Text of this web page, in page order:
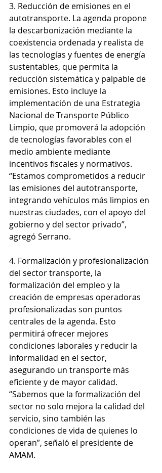
3. Reducción de emisiones en el
autotransporte. La agenda propone
la descarbonización mediante la
coexistencia ordenada y realista de
las tecnologías y fuentes de energía
sustentables, que permita la
reducción sistemática y palpable de
emisiones. Esto incluye la
implementación de una Estrategia
Nacional de Transporte Público
Limpio, que promoverá la adopción
de tecnologías favorables con el
medio ambiente mediante
incentivos fiscales y normativos.
“Estamos comprometidos a reducir
las emisiones del autotransporte,
integrando vehículos más limpios en
nuestras ciudades, con el apoyo del
gobierno y del sector privado”,
agregó Serrano.
4. Formalización y profesionalización
del sector transporte, la
formalización del empleo y la
creación de empresas operadoras
profesionalizadas son puntos
centrales de la agenda. Esto
permitirá ofrecer mejores
condiciones laborales y reducir la
informalidad en el sector,
asegurando un transporte más
eficiente y de mayor calidad.
“Sabemos que la formalización del
sector no solo mejora la calidad del
servicio, sino también las
condiciones de vida de quienes lo
operan”, señaló el presidente de
AMAM.